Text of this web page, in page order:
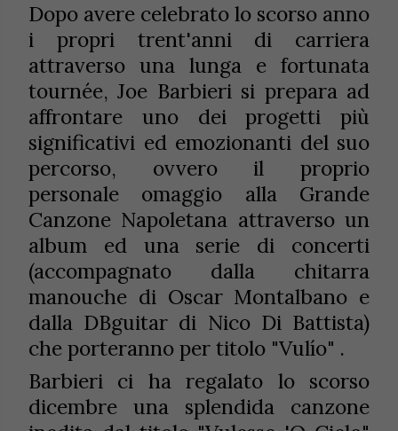
Dopo avere celebrato lo scorso anno
i propri trent'anni di carriera
attraverso una lunga e fortunata
tournée, Joe Barbieri si prepara ad
affrontare uno dei progetti più
significativi ed emozionanti del suo
percorso, ovvero il proprio
personale omaggio alla Grande
Canzone Napoletana attraverso un
album ed una serie di concerti
(accompagnato dalla chitarra
manouche di Oscar Montalbano e
dalla DBguitar di Nico Di Battista)
che porteranno per titolo "Vulío" .
Barbieri ci ha regalato lo scorso
dicembre una splendida canzone